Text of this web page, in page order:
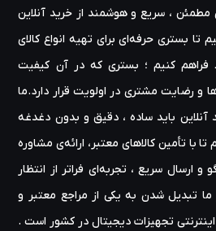
مطمئن ، سریع و هوشمند از خرید آنلاین
بستری حرفه‌ای برای تهیه‌ انواع کالای
فراهم کنیم ؛ بستری که در آن کیفیت
رضایت مشتری در اولویت قرار دارد.ما
آنلاین باید ساده ، دقیق و بدون دغدغه
با تأمین کالاهای معتبر، ارائه‌ی مشاوره‌
ارسال سریع ، تجربه‌ای فراتر از انتظار
ما تبدیل شدن به یکی از مراجع معتبر و
تجهیزات دیجیتال در کشور است .